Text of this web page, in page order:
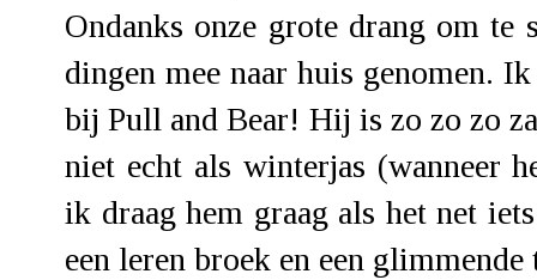
Ondanks onze grote drang om te
dingen mee naar huis genomen.
bij Pull and Bear! Hij is zo zo zo
niet echt als winterjas (wanneer
ik draag hem graag als het net
een leren broek en een